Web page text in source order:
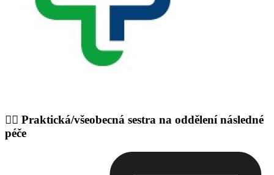
👩‍⚕️ Praktická/všeobecná sestra na oddělení následné
péče